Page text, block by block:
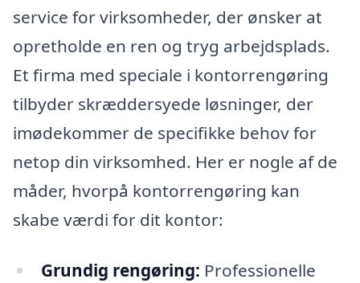
service for virksomheder, der ønsker at
opretholde en ren og tryg arbejdsplads.
Et firma med speciale i kontorrengøring
tilbyder skræddersyede løsninger, der
imødekommer de specifikke behov for
netop din virksomhed. Her er nogle af de
måder, hvorpå kontorrengøring kan
skabe værdi for dit kontor:
Grundig rengøring: Professionelle